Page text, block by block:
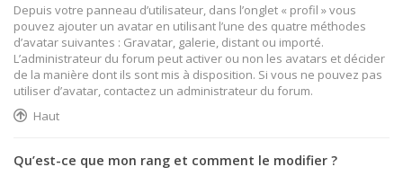
Depuis votre panneau d’utilisateur, dans l’onglet « profil » vous
pouvez ajouter un avatar en utilisant l’une des quatre méthodes
d’avatar suivantes : Gravatar, galerie, distant ou importé.
L’administrateur du forum peut activer ou non les avatars et décider
de la manière dont ils sont mis à disposition. Si vous ne pouvez pas
utiliser d’avatar, contactez un administrateur du forum.
Haut
Qu’est-ce que mon rang et comment le modifier ?